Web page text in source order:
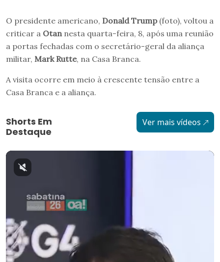
O presidente americano, Donald Trump (foto), voltou a
criticar a Otan nesta quarta-feira, 8, após uma reunião
a portas fechadas com o secretário-geral da aliança
militar, Mark Rutte, na Casa Branca.
A visita ocorre em meio à crescente tensão entre a
Casa Branca e a aliança.
Shorts Em
Destaque
Ver mais vídeos